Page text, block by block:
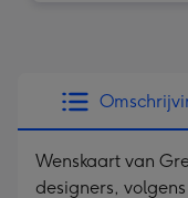
Wenskaart van
designers,